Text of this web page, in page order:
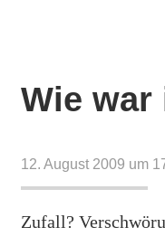
Wie war
12. August 2009 um
Zufall?